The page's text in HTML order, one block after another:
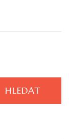
HLEDAT